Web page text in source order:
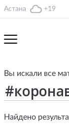
Астана +19
Вы искали все
Найдено